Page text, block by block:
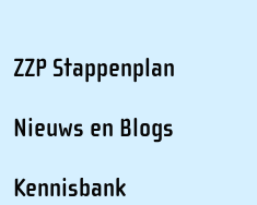
ZZP Stappenplan
Nieuws en Blogs
Kennisbank